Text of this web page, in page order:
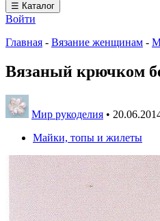
☰ Каталог
Войти
Главная - Вязание женщинам -
Вязаный крючком
Мир рукоделия •
Майки, топы и жилеты